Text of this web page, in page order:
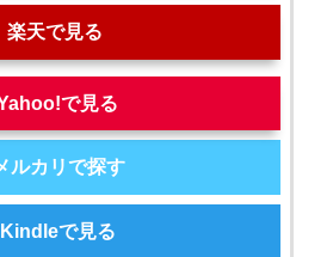
楽天で見る
で見る
ルカリで探す
Kindleで見る